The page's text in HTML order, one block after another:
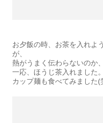
お夕飯の時、お茶を入れよ
が、
熱がうまく伝わらないのか
一応、ほうじ茶入れました。
カップ麺も食べてみました(